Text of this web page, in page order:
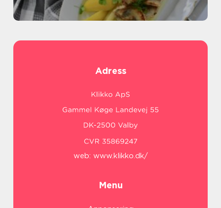
Adress
web: www.klikko.dk/
Menu